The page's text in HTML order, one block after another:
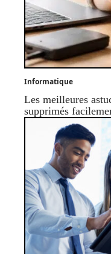
Informatique
Les meilleures
supprimés